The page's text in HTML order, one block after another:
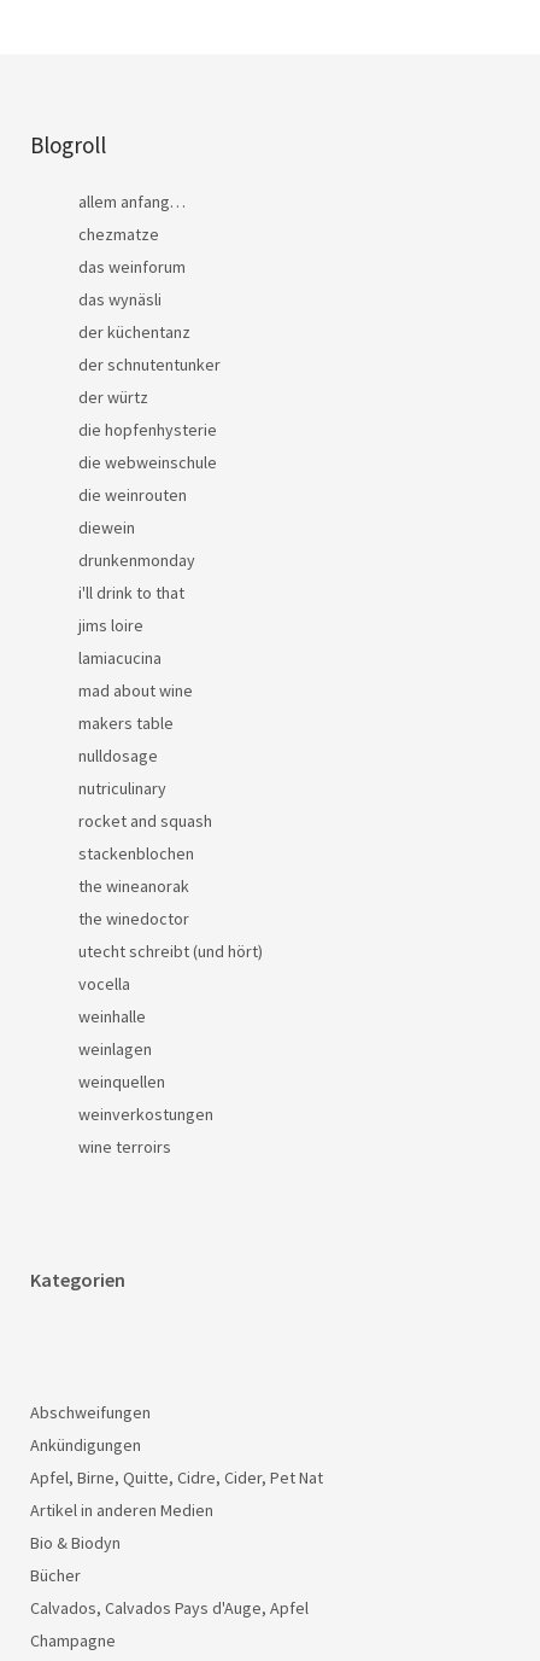
Blogroll
allem anfang…
chezmatze
das weinforum
das wynäsli
der küchentanz
der schnutentunker
der würtz
die hopfenhysterie
die webweinschule
die weinrouten
diewein
drunkenmonday
i'll drink to that
jims loire
lamiacucina
mad about wine
makers table
nulldosage
nutriculinary
rocket and squash
stackenblochen
the wineanorak
the winedoctor
utecht schreibt (und hört)
vocella
weinhalle
weinlagen
weinquellen
weinverkostungen
wine terroirs
Kategorien
Abschweifungen
Ankündigungen
Apfel, Birne, Quitte, Cidre, Cider, Pet Nat
Artikel in anderen Medien
Bio & Biodyn
Bücher
Calvados, Calvados Pays d'Auge, Apfel
Champagne